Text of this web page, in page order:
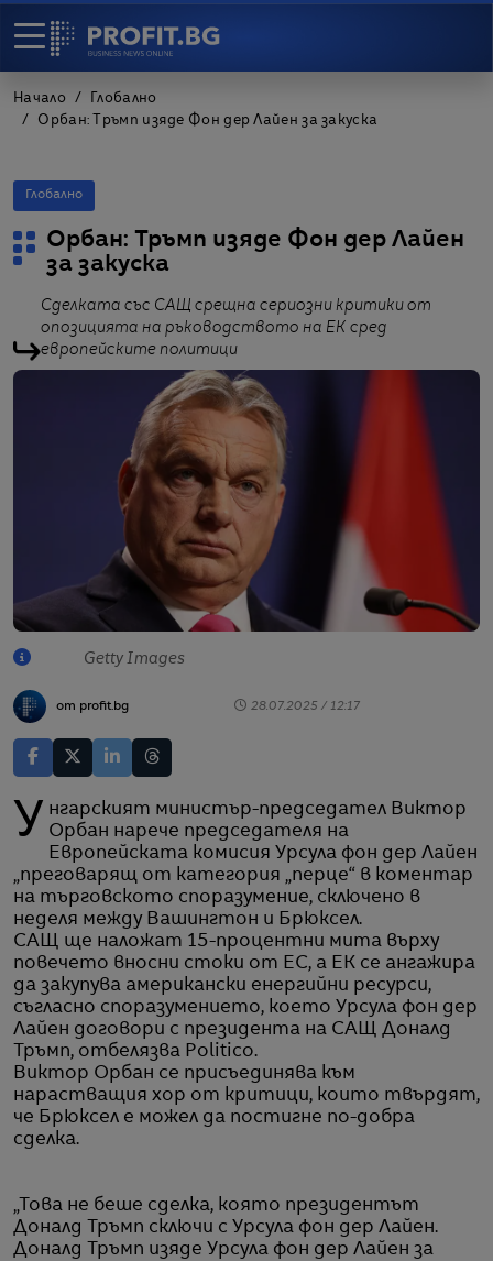
Начало
Глобално
Орбан: Тръмп изяде Фон дер Лайен за закуска
Глобално
Орбан: Тръмп изяде Фон дер Лайен
за закуска
Сделката със САЩ срещна сериозни критики от
опозицията на ръководството на ЕК сред
европейските политици
Getty Images
от profit.bg 28.07.2025 / 12:17
Унгарският министър-председател Виктор Орбан нарече председателя на
Европейската комисия Урсула фон дер Лайен
„преговарящ от категория „перце“ в коментар
на търговското споразумение, сключено в
неделя между Вашингтон и Брюксел.
САЩ ще наложат 15-процентни мита върху
повечето вносни стоки от ЕС, а ЕК се ангажира
да закупува американски енергийни ресурси,
съгласно споразумението, което Урсула фон дер
Лайен договори с президента на САЩ Доналд
Тръмп, отбелязва Politico.
Виктор Орбан се присъединява към
нарастващия хор от критици, които твърдят,
че Брюксел е можел да постигне по-добра
сделка.
„Това не беше сделка, която президентът
Доналд Тръмп сключи с Урсула фон дер Лайен.
Доналд Тръмп изяде Урсула фон дер Лайен за